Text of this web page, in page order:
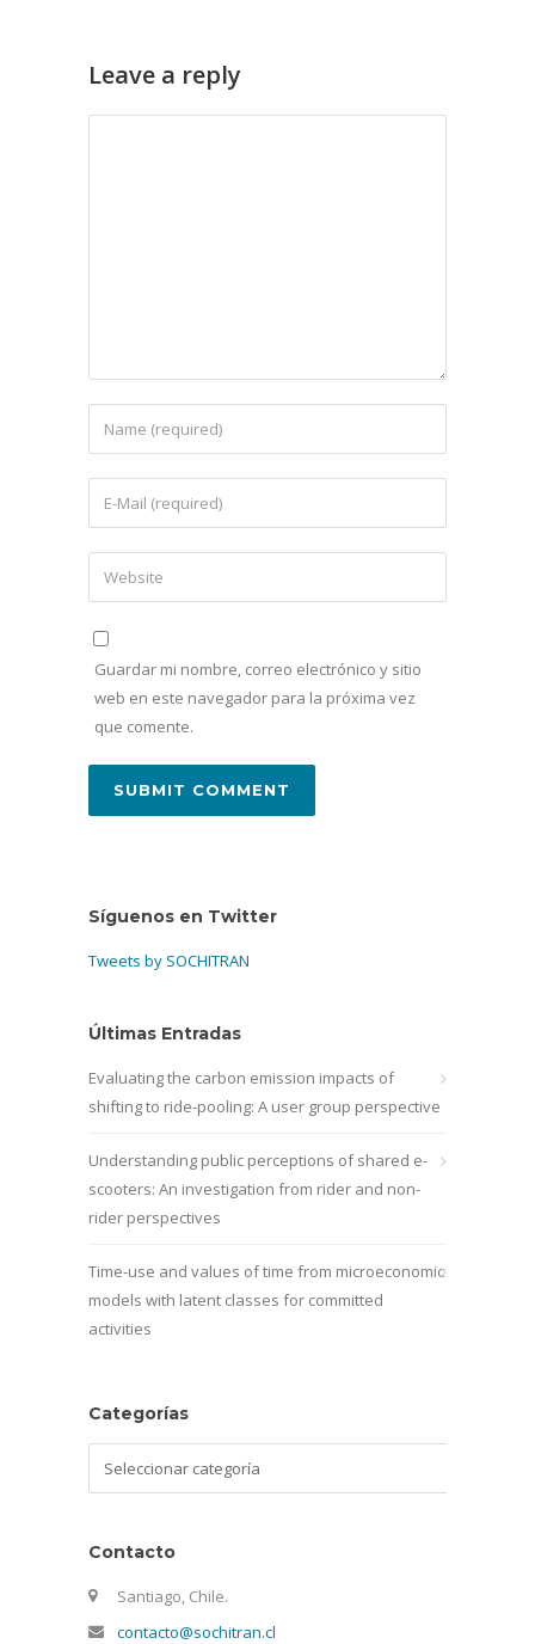
Leave a reply
Guardar mi nombre, correo electrónico y sitio
web en este navegador para la próxima vez
que comente.
Síguenos en Twitter
Tweets by SOCHITRAN
Últimas Entradas
Evaluating the carbon emission impacts of
shifting to ride-pooling: A user group perspective
Understanding public perceptions of shared e-
scooters: An investigation from rider and non-
rider perspectives
Time-use and values of time from microeconomic
models with latent classes for committed
activities
Categorías
Contacto
Santiago, Chile.
contacto@sochitran.cl